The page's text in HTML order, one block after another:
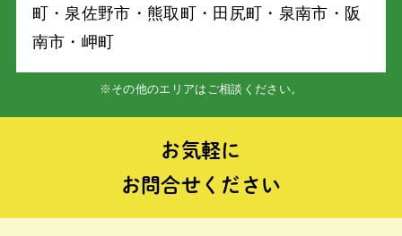
町・泉佐野市・熊取町・⽥尻町・泉南市・阪
南市・岬町
※その他のエリアはご相談ください。
お気軽に
お問合せください